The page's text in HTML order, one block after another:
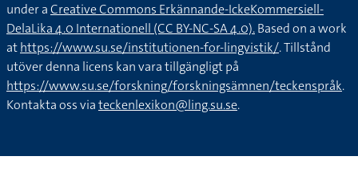
under aCreative Commons Erkännande-IckeKommersiell-
DelaLika 4.0 Internationell (CC BY-NC-SA 4.0).Based on a work
athttps://www.su.se/institutionen-for-lingvistik/. Tillstånd
utöver denna licens kan vara tillgängligt på
https://www.su.se/forskning/forskningsämnen/teckenspråk.
Kontakta oss viateckenlexikon@ling.su.se.